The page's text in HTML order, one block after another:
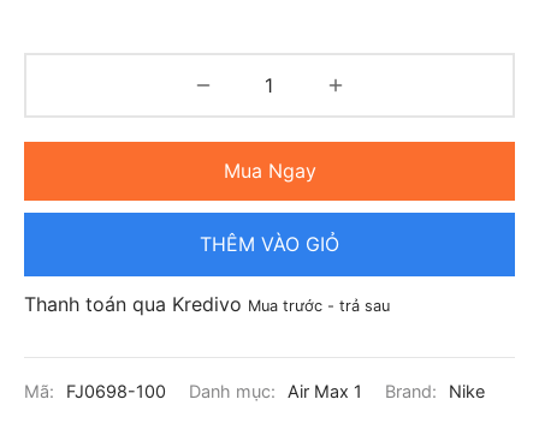
Mua Ngay
THÊM VÀO GIỎ
Thanh toán qua Kredivo Mua trước - trả sau
Mã: FJ0698-100 Danh mục: Air Max 1 Brand: Nike